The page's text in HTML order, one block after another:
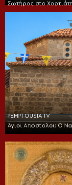
Σωτήρος στο
PEMPTOUSIA TV
Άγιοι Απόστολοι: Ο